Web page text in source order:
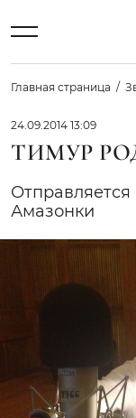
Главная страница
24.09.2014 13:09
ТИМУР
Амазонки